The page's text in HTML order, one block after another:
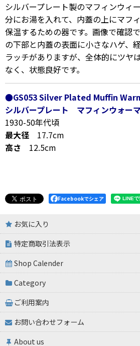
シルバープレート製のマフィンウィー
分にお湯を入れて、内蓋の上にマフ
保温するための器です。画像で確認
の下部と内蓋の表面に小さなハゲ、
ラッチがありますが、全体的にツヤ
なく、状態良好です。
●GS053 Silver Plated Muffin
シルバープレート マフィンウォー
1930-50年代頃
最大径 17.7cm
高さ 12.5cm
Facebookでシェア
お気に入り
特定商取引法表示
Shop Calender
Category
ご利用案内
お問い合わせフォーム
About us